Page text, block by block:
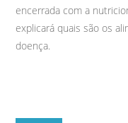
encerrada com a
explicará quais são os
doença.